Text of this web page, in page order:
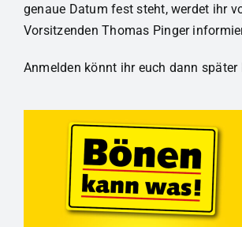
genaue Datum fest steht, werdet ihr
Vorsitzenden Thomas Pinger
Anmelden könnt ihr euch dann später